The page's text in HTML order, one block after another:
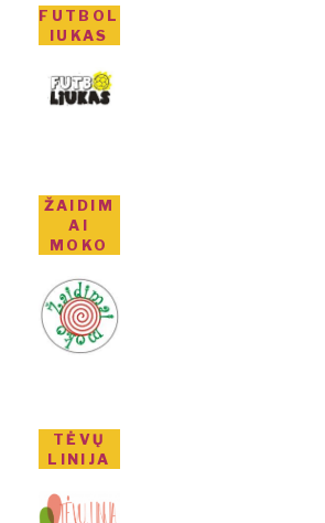
FUTBOL
IUKAS
ŽAIDIM
AI
MOKO
TĖVŲ
LINIJA